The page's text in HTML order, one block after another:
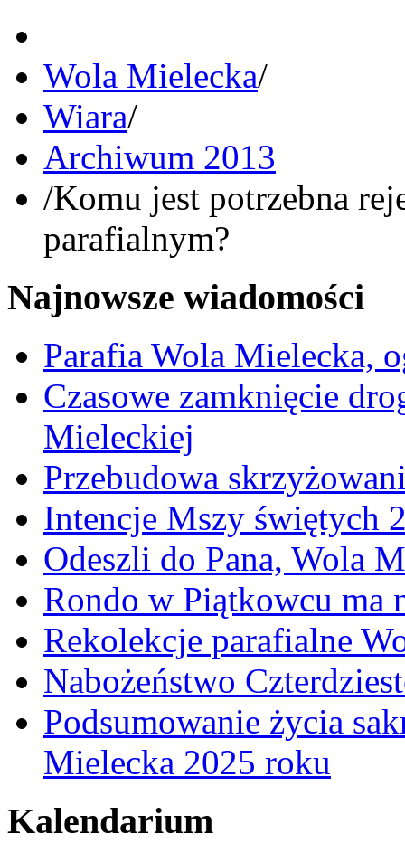
Wola Mielecka/
Wiara/
Archiwum 2013
/Komu jest potrzebna
parafialnym?
Najnowsze wiadomości
Parafia Wola Mielecka,
Czasowe zamknięcie
Mieleckiej
Przebudowa
Intencje Mszy świętych
Odeszli do Pana, Wola
Rondo w Piątkowcu ma
Rekolekcje parafialne
Nabożeństwo
Podsumowanie życia
Mielecka 2025 roku
Kalendarium